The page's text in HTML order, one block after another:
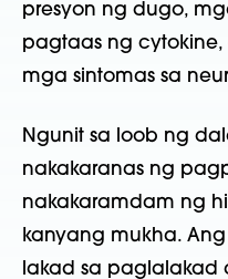
presyon ng dugo,
pagtaas ng
mga sintomas sa
Ngunit sa loob ng
nakakaranas ng
nakakaramdam ng
kanyang mukha.
lakad sa paglalakad